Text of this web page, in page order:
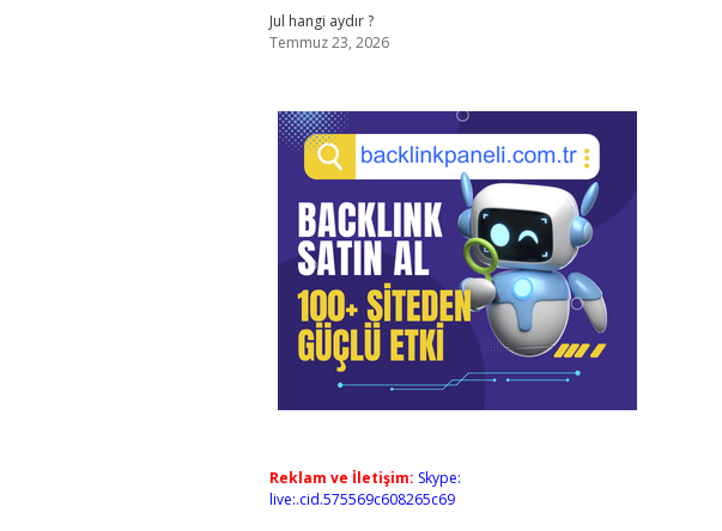
Jul hangi aydır ?
Temmuz 23, 2026
Reklam ve İletişim: Skype:
live:.cid.575569c608265c69